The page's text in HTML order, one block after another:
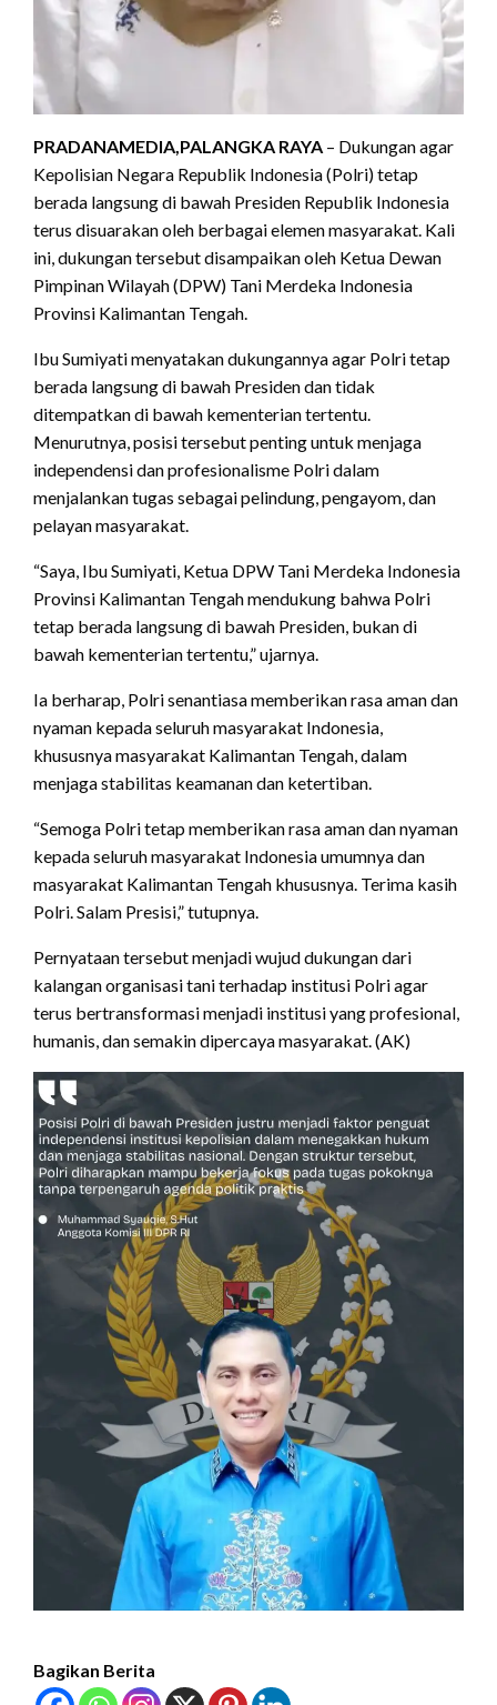
PRADANAMEDIA,PALANGKA RAYA – Dukungan agar
Kepolisian Negara Republik Indonesia (Polri) tetap
berada langsung di bawah Presiden Republik Indonesia
terus disuarakan oleh berbagai elemen masyarakat. Kali
ini, dukungan tersebut disampaikan oleh Ketua Dewan
Pimpinan Wilayah (DPW) Tani Merdeka Indonesia
Provinsi Kalimantan Tengah.
Ibu Sumiyati menyatakan dukungannya agar Polri tetap
berada langsung di bawah Presiden dan tidak
ditempatkan di bawah kementerian tertentu.
Menurutnya, posisi tersebut penting untuk menjaga
independensi dan profesionalisme Polri dalam
menjalankan tugas sebagai pelindung, pengayom, dan
pelayan masyarakat.
“Saya, Ibu Sumiyati, Ketua DPW Tani Merdeka Indonesia
Provinsi Kalimantan Tengah mendukung bahwa Polri
tetap berada langsung di bawah Presiden, bukan di
bawah kementerian tertentu,” ujarnya.
Ia berharap, Polri senantiasa memberikan rasa aman dan
nyaman kepada seluruh masyarakat Indonesia,
khususnya masyarakat Kalimantan Tengah, dalam
menjaga stabilitas keamanan dan ketertiban.
“Semoga Polri tetap memberikan rasa aman dan nyaman
kepada seluruh masyarakat Indonesia umumnya dan
masyarakat Kalimantan Tengah khususnya. Terima kasih
Polri. Salam Presisi,” tutupnya.
Pernyataan tersebut menjadi wujud dukungan dari
kalangan organisasi tani terhadap institusi Polri agar
terus bertransformasi menjadi institusi yang profesional,
humanis, dan semakin dipercaya masyarakat. (AK)
Bagikan Berita